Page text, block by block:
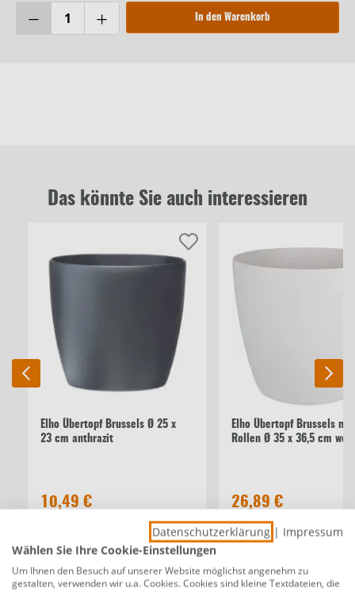
In den Warenkorb
Das könnte Sie auch interessieren
Elho Übertopf Brussels Ø 25 x
23 cm anthrazit
10,49 €
Elho Übertopf Brussels mit
Rollen Ø 35 x 36,5 cm
26,89 €
Beschreibung
Westland Zimmerpflanzen Dünger 500 ml
Datenschutzerklärung | Impressum
Wählen Sie Ihre Cookie-Einstellungen
Um Ihnen den Besuch auf unserer Website möglichst angenehm zu
gestalten, verwenden wir u.a. Cookies. Cookies sind kleine Textdateien, die